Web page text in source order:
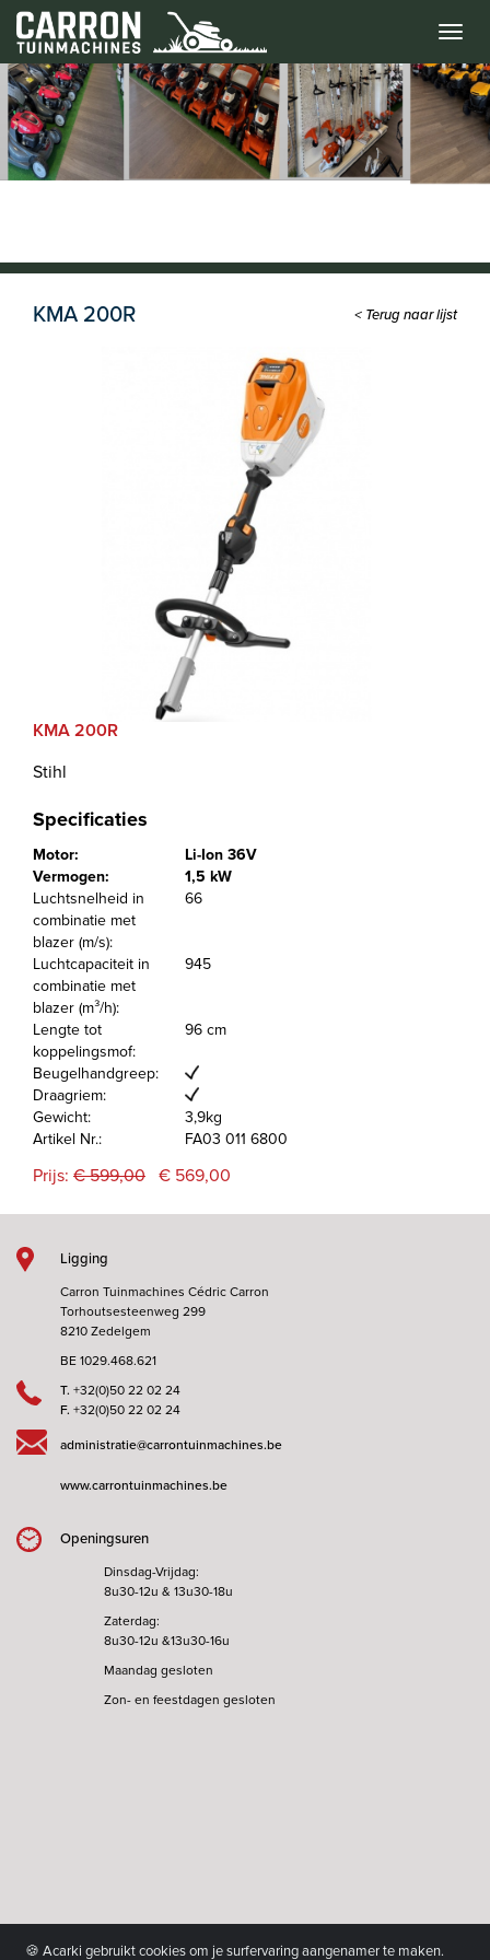
Menu
KMA 200R < Terug naar lijst
KMA 200R
Stihl
Specificaties
Motor:
Li-Ion 36V
Vermogen:
1,5 kW
Luchtsnelheid in
combinatie met
blazer (m/s):
66
Luchtcapaciteit in
combinatie met
blazer (m³/h):
945
Lengte tot
koppelingsmof:
96 cm
Beugelhandgreep:
Draagriem:
Gewicht:
3,9kg
Artikel Nr.:
FA03 011 6800
Prijs: € 599,00 € 569,00
Ligging
Carron Tuinmachines Cédric Carron
Torhoutsesteenweg 299
8210 Zedelgem
BE 1029.468.621
T. +32(0)50 22 02 24
F. +32(0)50 22 02 24
administratie@carrontuinmachines.be
www.carrontuinmachines.be
Openingsuren
Dinsdag-Vrijdag:
8u30-12u & 13u30-18u
Zaterdag:
8u30-12u &13u30-16u
Maandag gesloten
Zon- en feestdagen gesloten
🍪 Acarki gebruikt cookies om je surfervaring aangenamer te maken.